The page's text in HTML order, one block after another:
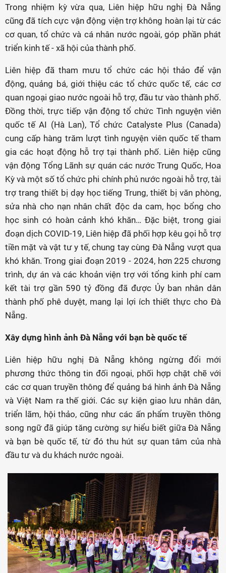
Trong nhiệm kỳ vừa qua, Liên hiệp hữu nghị Đà Nẵng
cũng đã tích cực vận động viện trợ không hoàn lại từ các
cơ quan, tổ chức và cá nhân nước ngoài, góp phần phát
triển kinh tế - xã hội của thành phố.
Liên hiệp đã tham mưu tổ chức các hội thảo để vận
động, quảng bá, giới thiệu các tổ chức quốc tế, các cơ
quan ngoại giao nước ngoài hỗ trợ, đầu tư vào thành phố.
Đồng thời, trực tiếp vận động tổ chức Tình nguyện viên
quốc tế AI (Hà Lan), Tổ chức Catalyste Plus (Canada)
cung cấp hàng trăm lượt tình nguyện viên quốc tế tham
gia các hoạt động hỗ trợ tại thành phố. Liên hiệp cũng
vận động Tổng Lãnh sự quán các nước Trung Quốc, Hoa
Kỳ và một số tổ chức phi chính phủ nước ngoài hỗ trợ, tài
trợ trang thiết bị dạy học tiếng Trung, thiết bị văn phòng,
sửa nhà cho nạn nhân chất độc da cam, học bổng cho
học sinh có hoàn cảnh khó khăn… Đặc biệt, trong giai
đoạn dịch COVID-19, Liên hiệp đã phối hợp kêu gọi hỗ trợ
tiền mặt và vật tư y tế, chung tay cùng Đà Nẵng vượt qua
khó khăn. Trong giai đoạn 2019 - 2024, hơn 225 chương
trình, dự án và các khoản viện trợ với tổng kinh phí cam
kết tài trợ gần 590 tỷ đồng đã được Ủy ban nhân dân
thành phố phê duyệt, mang lại lợi ích thiết thực cho Đà
Nẵng.
Xây dựng hình ảnh Đà Nẵng với bạn bè quốc tế
Liên hiệp hữu nghị Đà Nẵng không ngừng đổi mới
phương thức thông tin đối ngoại, phối hợp chặt chẽ với
các cơ quan truyền thông để quảng bá hình ảnh Đà Nẵng
và Việt Nam ra thế giới. Các sự kiện giao lưu nhân dân,
triển lãm, hội thảo, cũng như các ấn phẩm truyền thông
song ngữ đã giúp tăng cường sự hiểu biết giữa Đà Nẵng
và bạn bè quốc tế, từ đó thu hút sự quan tâm của nhà
đầu tư và du khách nước ngoài.